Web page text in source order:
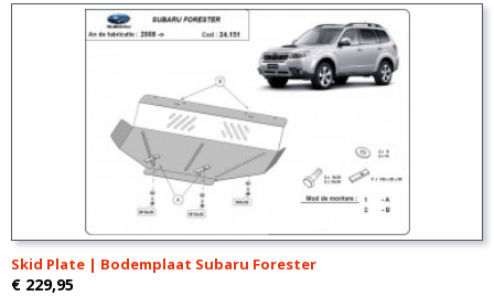
Skid Plate | Bodemplaat Subaru Forester
€ 229,95